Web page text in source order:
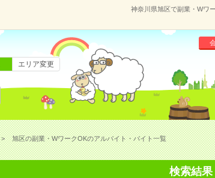
神奈川県旭区で副業・Wワ
エリア変更
旭区の副業・WワークOKのアルバイト・バイト一覧
検索結果